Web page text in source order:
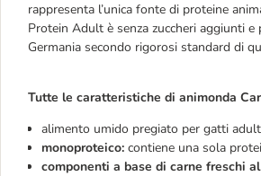
rappresenta l’unica fonte di proteine
Protein Adult è senza zuccheri aggiunti
Germania secondo rigorosi standard di
Tutte le caratteristiche di animonda
alimento umido pregiato per gatti
monoproteico: contiene una sola
componenti a base di carne freschi